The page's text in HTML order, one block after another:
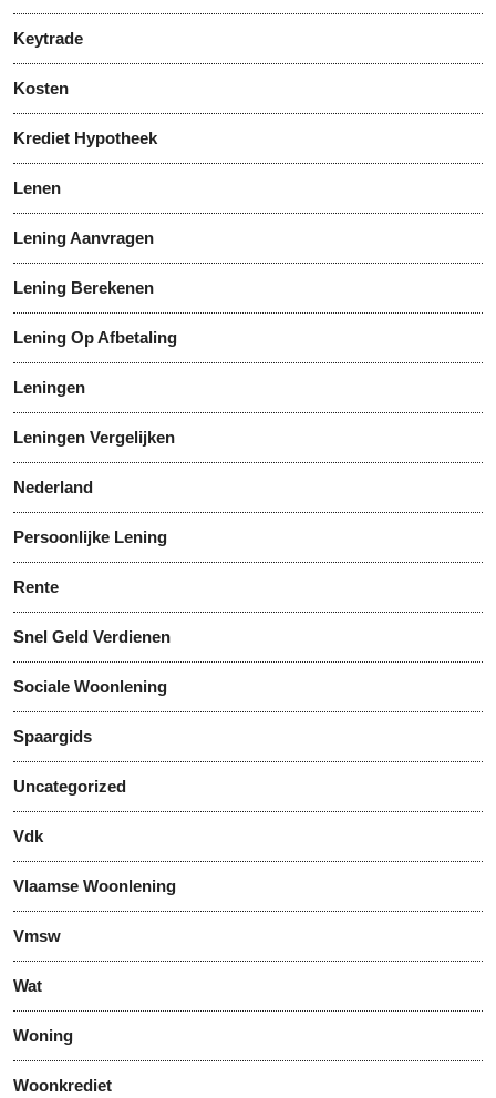
Keytrade
Kosten
Krediet Hypotheek
Lenen
Lening Aanvragen
Lening Berekenen
Lening Op Afbetaling
Leningen
Leningen Vergelijken
Nederland
Persoonlijke Lening
Rente
Snel Geld Verdienen
Sociale Woonlening
Spaargids
Uncategorized
Vdk
Vlaamse Woonlening
Vmsw
Wat
Woning
Woonkrediet